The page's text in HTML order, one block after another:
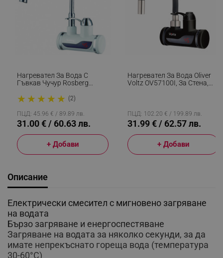
Нагревател За Вода С
Гъвкав Чучур Rosberg
60C, За Стена, Бял
★ ★ ★ ★ ★ (2)
ПЦД: 45.96 € / 89.89 лв.
31.00 € / 60.63 лв.
+ Добави
Нагревател За Вода Oliver
Voltz OV57100I, За Стена,
ПЦД: 102.20 € / 199.89 лв.
31.99 € / 62.57 лв.
+ Добави
Описание
Електрически смесител с мигновено загряване
на водата
Бързо загряване и енергоспестяване
Загряване на водата за няколко секунди, за да
имате непрекъснато гореща вода (температура
30-60°C)